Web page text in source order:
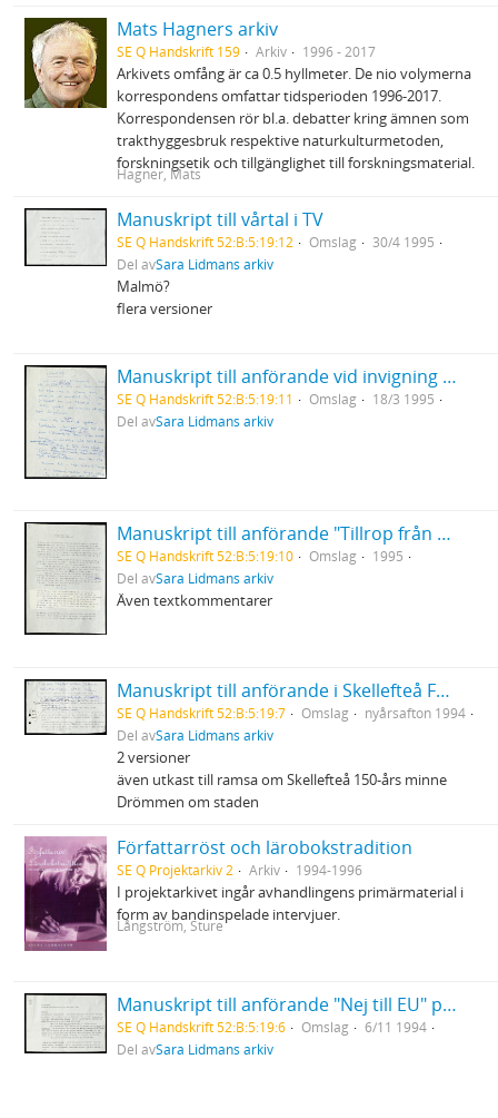
Mats Hagners arkiv
SE Q Handskrift 159 Arkiv 1996 - 2017
Arkivets omfång är ca 0.5 hyllmeter. De nio volymerna
korrespondens omfattar tidsperioden 1996-2017.
Korrespondensen rör bl.a. debatter kring ämnen som
trakthyggesbruk respektive naturkulturmetoden,
forskningsetik och tillgänglighet till forskningsmaterial.
Hagner, Mats
Manuskript till vårtal i TV
SE Q Handskrift 52:B:5:19:12 Omslag
30/4 1995
Del avSara Lidmans arkiv
Malmö?
flera versioner
Manuskript till anförande vid invigning av biblioteket i Skellefteå "Tranrop"
SE Q Handskrift 52:B:5:19:11 Omslag
18/3 1995
Del avSara Lidmans arkiv
Manuskript till anförande "Tillrop från Sara" vid premiären av Hästen och tranan
SE Q Handskrift 52:B:5:19:10 Omslag
1995
Del avSara Lidmans arkiv
Även textkommentarer
Manuskript till anförande i Skellefteå Folkets Park
SE Q Handskrift 52:B:5:19:7 Omslag
nyårsafton 1994
Del avSara Lidmans arkiv
2 versioner
även utkast till ramsa om Skellefteå 150-års minne
Drömmen om staden
Författarröst och lärobokstradition
SE Q Projektarkiv 2 Arkiv 1994-1996
I projektarkivet ingår avhandlingens primärmaterial i
form av bandinspelade intervjuer.
Långström, Sture
Manuskript till anförande "Nej till EU" på Stadsteaterns gala
SE Q Handskrift 52:B:5:19:6 Omslag
6/11 1994
Del avSara Lidmans arkiv